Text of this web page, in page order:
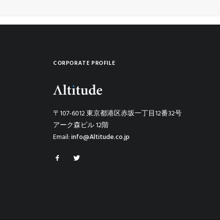
CORPORATE PROFILE
〒107-6012 東京都港区赤坂一丁目12番32号
アーク森ビル 12階
Email:info@Altitude.co.jp